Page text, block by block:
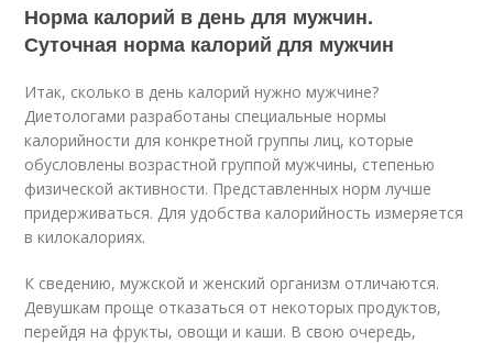
Норма калорий в день для мужчин.
Суточная норма калорий для мужчин
Итак, сколько в день калорий нужно мужчине?
Диетологами разработаны специальные нормы
калорийности для конкретной группы лиц, которые
обусловлены возрастной группой мужчины, степенью
физической активности. Представленных норм лучше
придерживаться. Для удобства калорийность измеряется
в килокалориях.
К сведению, мужской и женский организм отличаются.
Девушкам проще отказаться от некоторых продуктов,
перейдя на фрукты, овощи и каши. В свою очередь,